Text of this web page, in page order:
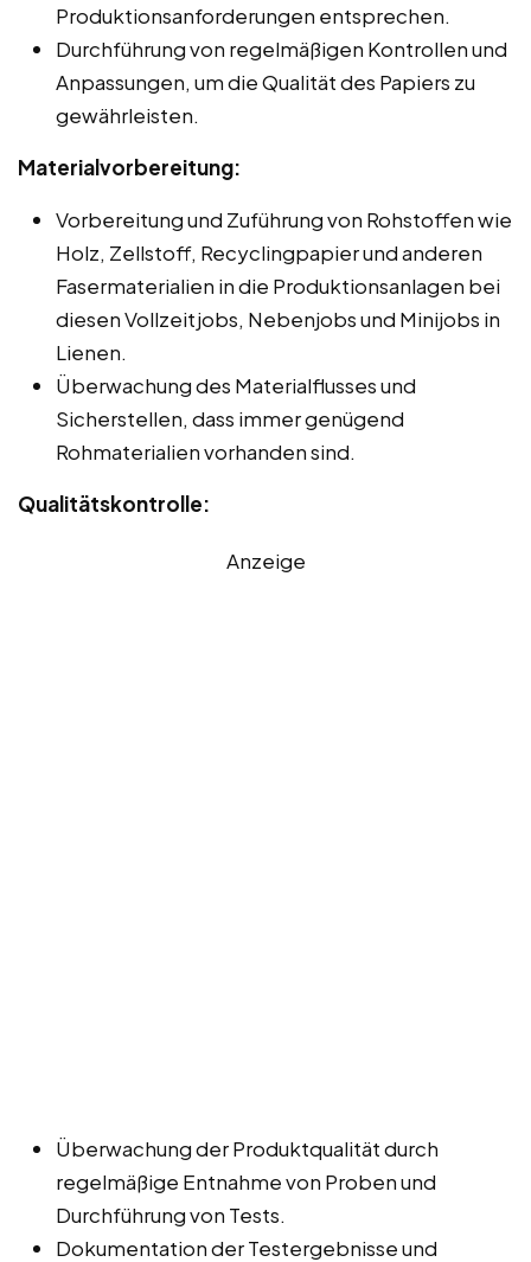
Produktionsanforderungen entsprechen.
Durchführung von regelmäßigen Kontrollen und
Anpassungen, um die Qualität des Papiers zu
gewährleisten.
Materialvorbereitung:
Vorbereitung und Zuführung von Rohstoffen wie
Holz, Zellstoff, Recyclingpapier und anderen
Fasermaterialien in die Produktionsanlagen bei
diesen Vollzeitjobs, Nebenjobs und Minijobs in
Lienen.
Überwachung des Materialflusses und
Sicherstellen, dass immer genügend
Rohmaterialien vorhanden sind.
Qualitätskontrolle:
Anzeige
Überwachung der Produktqualität durch
regelmäßige Entnahme von Proben und
Durchführung von Tests.
Dokumentation der Testergebnisse und